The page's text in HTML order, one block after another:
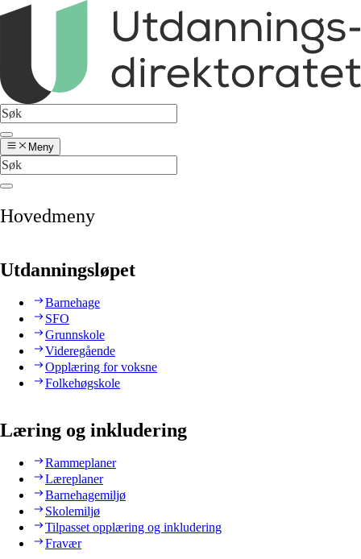
Meny
Hovedmeny
Utdanningsløpet
Barnehage
SFO
Grunnskole
Videregående
Opplæring for voksne
Folkehøgskole
Læring og inkludering
Rammeplaner
Læreplaner
Barnehagemiljø
Skolemiljø
Tilpasset opplæring og inkludering
Fravær